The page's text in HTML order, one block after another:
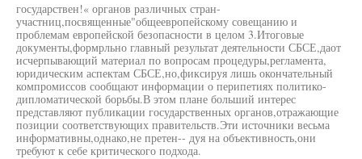
государствен!« органов различных стран-
участниц,посвященные"общеевропейскому совещанию и
проблемам европейской безопасности в целом 3.Итоговые
документы,формрльно главный результат деятельности СБСЕ,даот
исчерпывающий материал по вопросам процедуры,регламента,
юридическим аспектам СБСЕ,но,фиксируя лишь окончательный
компромиссов сообщают информации о перипетиях политико-
дипломатической борьбы.В этом плане больший интерес
представляют публикации государственных органов,отражающие
позиции соответствующих правительств.Эти источники весьма
информативны,однако,не претен-- дуя на объективность,они
требуют к себе критического подхода.